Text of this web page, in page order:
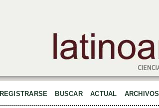
REGISTRARSE BUSCAR ACTUAL ARCHIVOS